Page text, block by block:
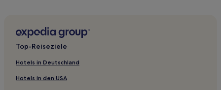
Günstige in Paris
Familien in Duncanville
Top-Reiseziele
Hotels in Deutschland
Hotels in den USA